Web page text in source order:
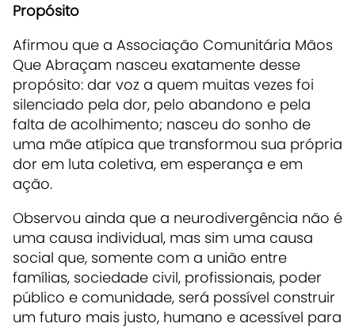
Propósito
Afirmou que a Associação Comunitária Mãos
Que Abraçam nasceu exatamente desse
propósito: dar voz a quem muitas vezes foi
silenciado pela dor, pelo abandono e pela
falta de acolhimento; nasceu do sonho de
uma mãe atípica que transformou sua própria
dor em luta coletiva, em esperança e em
ação.
Observou ainda que a neurodivergência não é
uma causa individual, mas sim uma causa
social que, somente com a união entre
famílias, sociedade civil, profissionais, poder
público e comunidade, será possível construir
um futuro mais justo, humano e acessível para